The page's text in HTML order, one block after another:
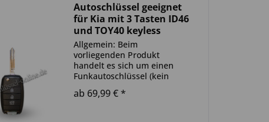
Autoschlüssel geeignet
für Kia mit 3 Tasten ID46
und TOY40 keyless
(Aftermarket Produkt)
Allgemein: Beim
vorliegenden Produkt
handelt es sich um einen
Funkautoschlüssel (kein
Original). Es ist eine
Wegfahrsperre
ab 69,99 € *